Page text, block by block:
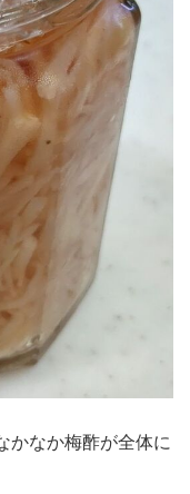
かなか梅酢が全体に